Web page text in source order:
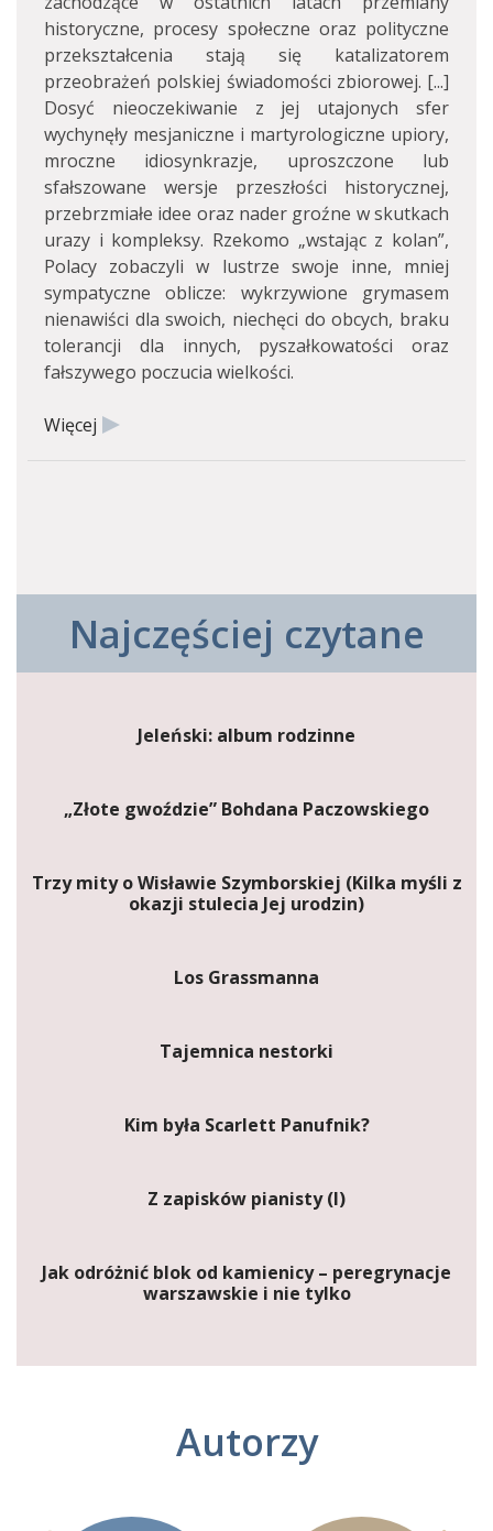
historyczne, procesy społeczne oraz polityczne
przekształcenia stają się katalizatorem
przeobrażeń polskiej świadomości zbiorowej. [...]
Dosyć nieoczekiwanie z jej utajonych sfer
wychynęły mesjaniczne i martyrologiczne upiory,
mroczne idiosynkrazje, uproszczone lub
sfałszowane wersje przeszłości historycznej,
przebrzmiałe idee oraz nader groźne w skutkach
urazy i kompleksy. Rzekomo „wstając z kolan”,
Polacy zobaczyli w lustrze swoje inne, mniej
sympatyczne oblicze: wykrzywione grymasem
nienawiści dla swoich, niechęci do obcych, braku
tolerancji dla innych, pyszałkowatości oraz
fałszywego poczucia wielkości.
Więcej
Najczęściej czytane
Jeleński: album rodzinne
„Złote gwoździe” Bohdana Paczowskiego
Trzy mity o Wisławie Szymborskiej (Kilka myśli z
okazji stulecia Jej urodzin)
Los Grassmanna
Tajemnica nestorki
Kim była Scarlett Panufnik?
Z zapisków pianisty (I)
Jak odróżnić blok od kamienicy – peregrynacje
warszawskie i nie tylko
Autorzy